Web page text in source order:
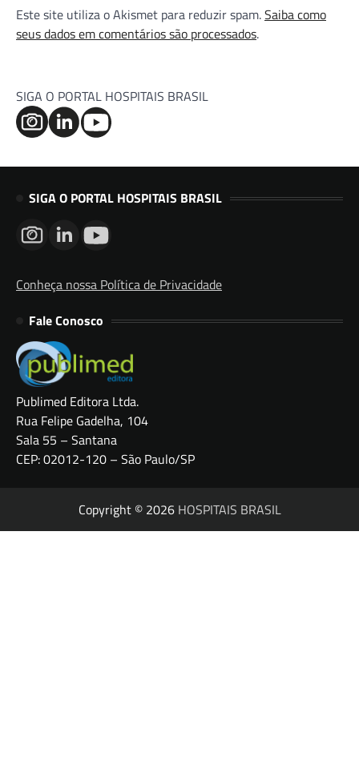
Este site utiliza o Akismet para reduzir spam.Saiba como
seus dados em comentários são processados.
SIGA O PORTAL HOSPITAIS BRASIL
SIGA O PORTAL HOSPITAIS BRASIL
Conheça nossa Política de Privacidade
Fale Conosco
Publimed Editora Ltda.
Rua Felipe Gadelha, 104
Sala 55 – Santana
CEP: 02012-120 – São Paulo/SP
Copyright © 2026 HOSPITAIS BRASIL